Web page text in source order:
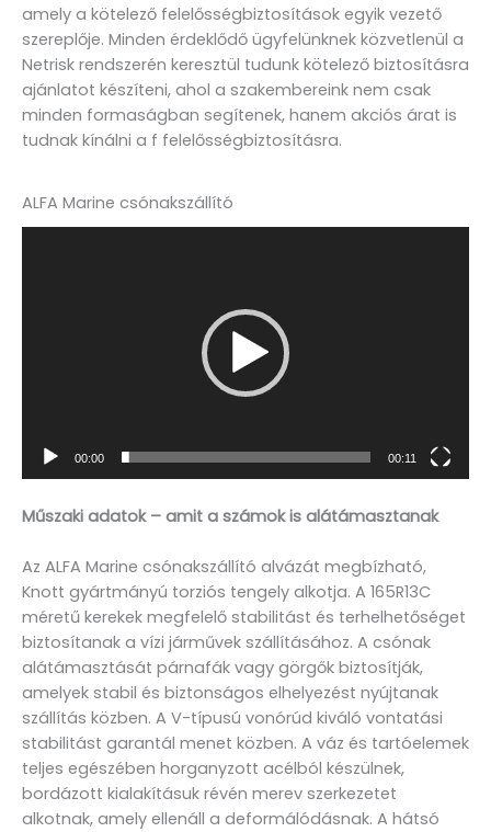
amely a kötelező felelősségbiztosítások egyik vezető
szereplője. Minden érdeklődő ügyfelünknek közvetlenül a
Netrisk rendszerén keresztül tudunk kötelező biztosításra
ajánlatot készíteni, ahol a szakembereink nem csak
minden formaságban segítenek, hanem akciós árat is
tudnak kínálni a f felelősségbiztosításra.
ALFA Marine csónakszállító
00:00 00:11
Műszaki adatok – amit a számok is alátámasztanak
Az ALFA Marine csónakszállító alvázát megbízható,
Knott gyártmányú torziós tengely alkotja. A 165R13C
méretű kerekek megfelelő stabilitást és terhelhetőséget
biztosítanak a vízi járművek szállításához. A csónak
alátámasztását párnafák vagy görgők biztosítják,
amelyek stabil és biztonságos elhelyezést nyújtanak
szállítás közben. A V-típusú vonórúd kiváló vontatási
stabilitást garantál menet közben. A váz és tartóelemek
teljes egészében horganyzott acélból készülnek,
bordázott kialakításuk révén merev szerkezetet
alkotnak, amely ellenáll a deformálódásnak. A hátsó